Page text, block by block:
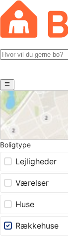
Boligtype
Lejligheder
Værelser
Huse
Rækkehuse